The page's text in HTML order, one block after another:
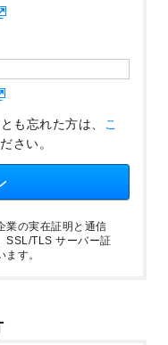
も忘れた方は、 こ
さい。
業の実在証明と通信
SSL/TLS サーバー証
す。